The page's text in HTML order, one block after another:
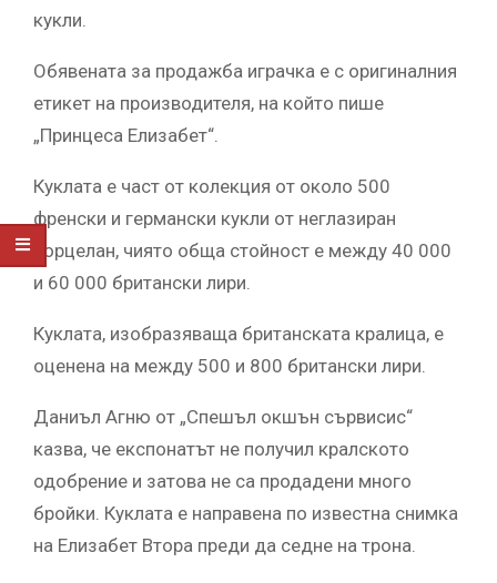
кукли.
Обявената за продажба играчка е с оригиналния
етикет на производителя, на който пише
„Принцеса Елизабет“.
Куклата е част от колекция от около 500
френски и германски кукли от неглазиран
порцелан, чиято обща стойност е между 40 000
и 60 000 британски лири.
Куклата, изобразяваща британската кралица, е
оценена на между 500 и 800 британски лири.
Даниъл Агню от „Спешъл окшън сървисис“
казва, че експонатът не получил кралското
одобрение и затова не са продадени много
бройки. Куклата е направена по известна снимка
на Елизабет Втора преди да седне на трона.